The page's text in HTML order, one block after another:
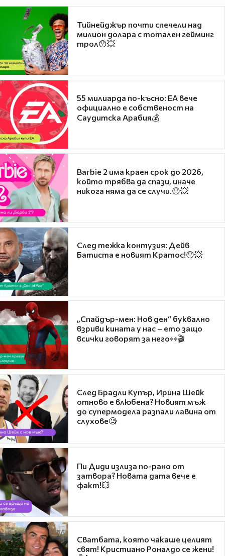
Тийнейджър почти спечели над
милион долара с тотален гейминг
трол😯💥
55 милиарда по-късно: EA вече
официално е собственост на
Саудитска Арабия💰
Barbie 2 има краен срок до 2026,
който трябва да спази, иначе
никога няма да се случи.😯💥
След тежка контузия: Дейв
Батиста е новият Кратос!😯💥
„Спайдър-мен: Нов ден“ буквално
взриви кината у нас – ето защо
всички говорят за него👀🎬
След Брадли Купър, Ирина Шейк
отново е влюбена? Новият мъж
до супермодела разпали лавина от
слухове🧐
Пи Диди излиза по-рано от
затвора? Новата дата вече е
факт!💥
Сватбата, която чакаше целият
свят! Кристиано Роналдо се жени!